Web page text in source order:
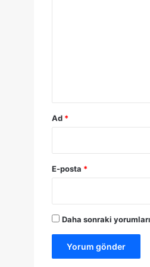
Ad *
E-posta *
Daha sonraki